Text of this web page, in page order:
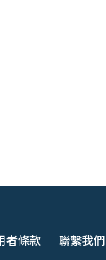
者條款 聯繫我們